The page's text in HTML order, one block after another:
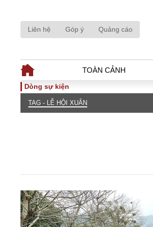
Liên hệ Góp ý Quảng cáo
TOÀN CẢNH
TOÀN CẢNH
Thế giới
Dòng sự kiện
TAG - LỄ HỘI XUÂN